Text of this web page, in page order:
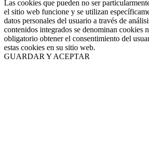
Las cookies que pueden no ser
el sitio web funcione y se utilizan
datos personales del usuario a través de
contenidos integrados se denominan cookies
obligatorio obtener el consentimiento del
estas cookies en su sitio web.
GUARDAR Y ACEPTAR